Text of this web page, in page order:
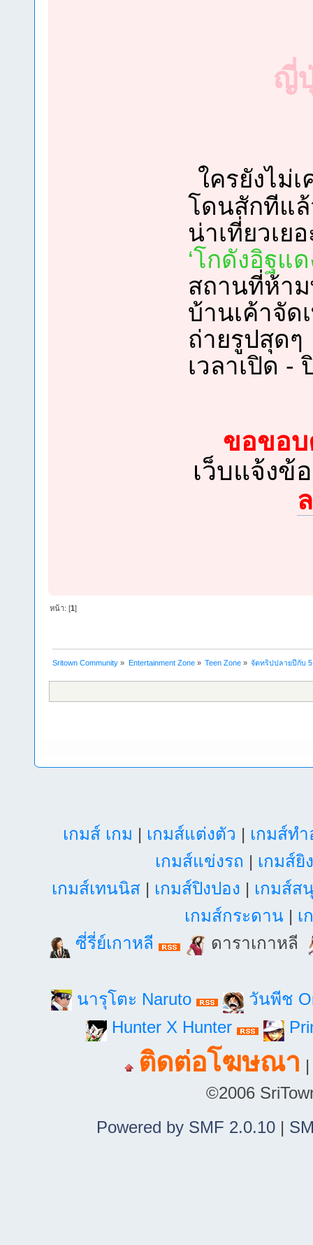
ญี่
ใครยังไม่
โดนสักทีแ
น่าเที่ยวเย
‘โกดังอิฐแ
สถานที่ห้า
บ้านเค้าจัด
ถ่ายรูปสุดๆ
เวลาเปิด -
ขอขอบ
เว็บแจ้งข้
หน้า: [1]
Sritown Community » Entertainment Zone» Teen Zone» จัดทริปปลายปีกับ
เกมส์ เกม | เกมส์แต่งตัว | เกมส์ท
เกมส์แข่งรถ | เกมส์ยิ
เกมส์เทนนิส| เกมส์ปิงปอง | เกมส์ส
เกมส์กระดาน | เ
ซี่รี่ย์เกาหลี
ดาราเกาหลี
นารุโตะ Naruto
วันพีช
Hunter X Hunter
ติดต่อโฆษณา
©2006
Powered by SMF 2.0.10|